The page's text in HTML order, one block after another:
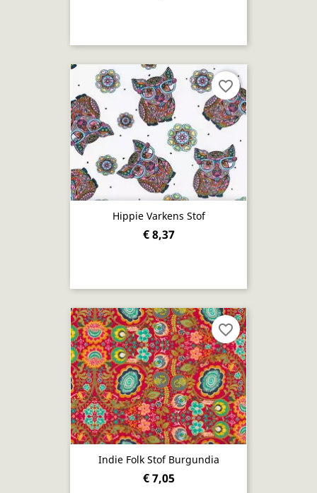
Hippie Varkens Stof
€ 8,37
favorite_border
Indie Folk Stof Burgundia
€ 7,05
favorite_border